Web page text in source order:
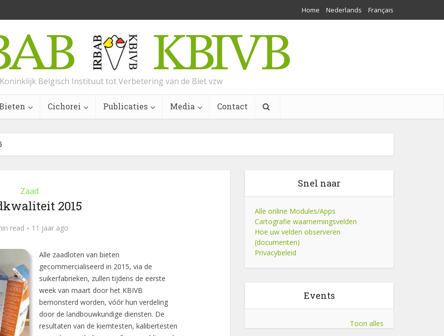
Home Nederlands Français
Koninklijk Belgisch Instituut tot Verbetering van de Biet vzw
Cichorei Publicaties Media Contact
Zaad
2015
read 11 jaar ago
Alle zaadloten van bieten
gecommercialiseerd in 2015, via de
suikerfabrieken, zullen tijdens de eerste
week van maart door het KBIVB
bemonsterd worden, vóór hun verdeling
door de landbouwkundige diensten. De
resultaten van de kiemtesten, kalibertesten
Snel naar
Alle online Modules/Apps
Cartografie waarnemingsvelden
Hoe uw velden observeren
(documenten)
Privacybeleid
Events
Toon alles